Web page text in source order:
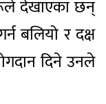
देखाएका छन्
बलियो र दक्ष
दिने उनले